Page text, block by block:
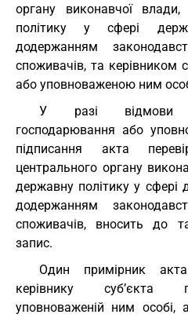
органу виконавчої
політику у сфері
додержанням
споживачів, та керівником
або уповноваженою ним
У разі відмови
господарювання або
підписання акта
центрального органу
державну політику у
додержанням
споживачів, вносить до
запис.
Один примірник
керівнику суб’єкта
уповноваженій ним особі,